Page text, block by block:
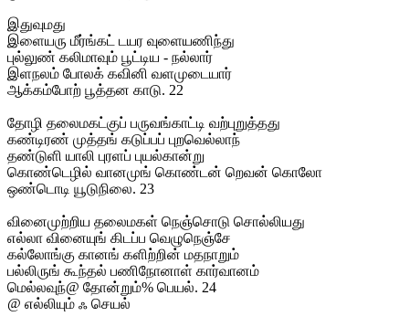
இதுவுமது
இளையரு மீர்ங்கட் டயர வுளையணிந்து
புல்லுண் கலிமாவும் பூட்டிய - நல்லார்
இளநலம் போலக் கவினி வளமுடையார்
ஆக்கம்போற் பூத்தன காடு. 22
தோழி தலைமகட்குப் பருவங்காட்டி வற்புறுத்தது
கண்டிரண் முத்தங் கடுப்பப் புறவெல்லாந்
தண்டுளி யாலி புரளப் புயல்கான்று
கொண்டெழில் வானமுங் கொண்டன் றெவன் கொலோ
ஒண்டொடி யூடுநிலை. 23
வினைமுற்றிய தலைமகள் நெஞ்சொடு சொல்லியது
எல்லா வினையுங் கிடப்ப வெழுநெஞ்சே
கல்லோங்கு கானங் களிற்றின் மதநாறும்
பல்லிருங் கூந்தல் பணிநோனாள் கார்வானம்
மெல்லவுந்@ தோன்றும்% பெயல். 24
@ எல்லியும் ஃ செயல்